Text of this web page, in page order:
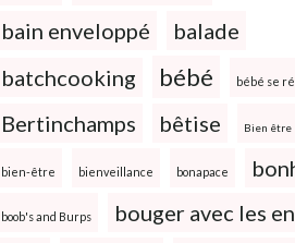
bain enveloppé
balade
batchcooking
bébé bébé se
Bertinchamps bêtise Bien être
bien-être bienveillance bonapace
boob's and Burps
bouger avec les